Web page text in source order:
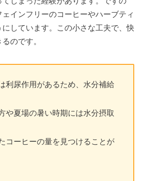
インフリーのコーヒーやハーブティ
しています。この小さな工夫で、快
のです。
利尿作用があるため、水分補給
や夏場の暑い時期には水分摂取
コーヒーの量を見つけることが